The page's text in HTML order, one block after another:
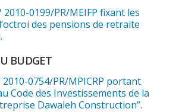
2010-0199/PR/MEIFP fixant les
des pensions de retraite
BUDGET
0754/PR/MPICRP portant
Code des Investissements de la
Dawaleh Construction”.